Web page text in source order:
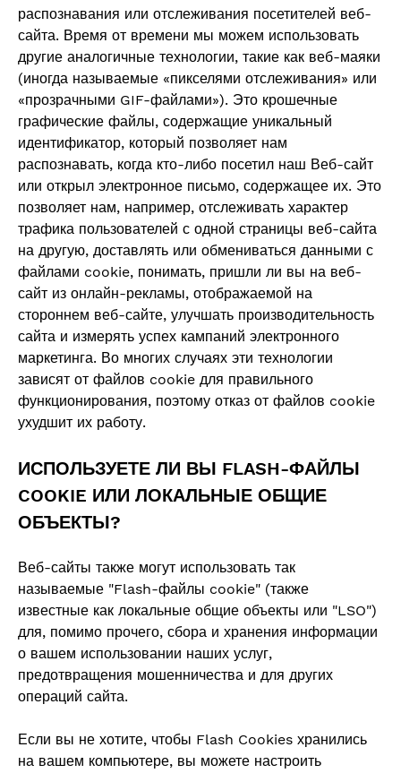
распознавания или отслеживания посетителей веб-
сайта. Время от времени мы можем использовать
другие аналогичные технологии, такие как веб-маяки
(иногда называемые «пикселями отслеживания» или
«прозрачными GIF-файлами»). Это крошечные
графические файлы, содержащие уникальный
идентификатор, который позволяет нам
распознавать, когда кто-либо посетил наш Веб-сайт
или открыл электронное письмо, содержащее их. Это
позволяет нам, например, отслеживать характер
трафика пользователей с одной страницы веб-сайта
на другую, доставлять или обмениваться данными с
файлами cookie, понимать, пришли ли вы на веб-
сайт из онлайн-рекламы, отображаемой на
стороннем веб-сайте, улучшать производительность
сайта и измерять успех кампаний электронного
маркетинга. Во многих случаях эти технологии
зависят от файлов cookie для правильного
функционирования, поэтому отказ от файлов cookie
ухудшит их работу.
ИСПОЛЬЗУЕТЕ ЛИ ВЫ FLASH-ФАЙЛЫ
COOKIE ИЛИ ЛОКАЛЬНЫЕ ОБЩИЕ
ОБЪЕКТЫ?
Веб-сайты также могут использовать так
называемые "Flash-файлы cookie" (также
известные как локальные общие объекты или "LSO")
для, помимо прочего, сбора и хранения информации
о вашем использовании наших услуг,
предотвращения мошенничества и для других
операций сайта.
Если вы не хотите, чтобы Flash Cookies хранились
на вашем компьютере, вы можете настроить